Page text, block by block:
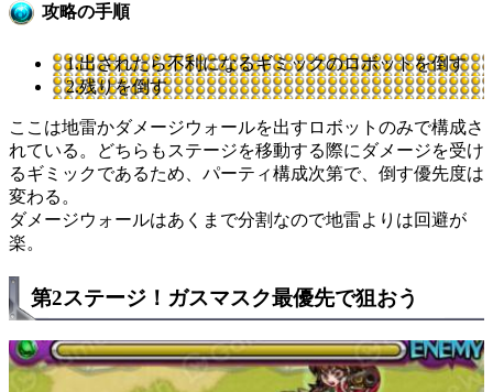
攻略の手順
1.出されたら不利になるギミックのロボットを倒す
2.残りを倒す
ここは地雷かダメージウォールを出すロボットのみで構成さ
れている。どちらもステージを移動する際にダメージを受け
るギミックであるため、パーティ構成次第で、倒す優先度は
変わる。
ダメージウォールはあくまで分割なので地雷よりは回避が
楽。
第2ステージ！ガスマスク最優先で狙おう